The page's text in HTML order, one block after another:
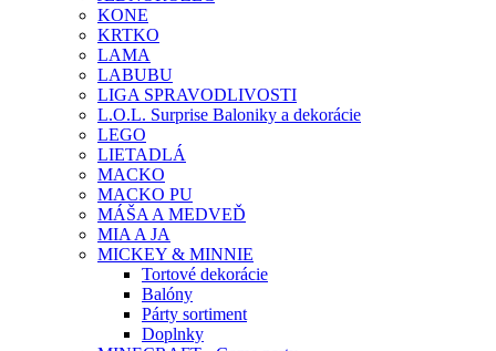
KONE
KRTKO
LAMA
LABUBU
LIGA SPRAVODLIVOSTI
L.O.L. Surprise Baloniky a dekorácie
LEGO
LIETADLÁ
MACKO
MACKO PU
MÁŠA A MEDVEĎ
MIA A JA
MICKEY & MINNIE
Tortové dekorácie
Balóny
Párty sortiment
Doplnky